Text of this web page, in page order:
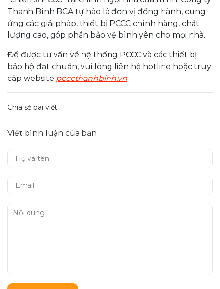
Thanh Bình BCA tự hào là đơn vị đồng hành, cung
ứng các giải pháp, thiết bị PCCC chính hãng, chất
lượng cao, góp phần bảo vệ bình yên cho mọi nhà.
Để được tư vấn về hệ thống PCCC và các thiết bị
bảo hộ đạt chuẩn, vui lòng liên hệ hotline hoặc truy
cập website pcccthanhbinh.vn.
Chia sẻ bài viết:
Viết bình luận của bạn